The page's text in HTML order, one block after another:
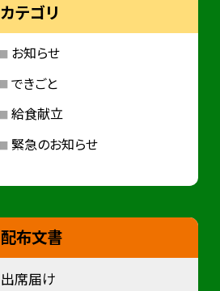
カテゴリ
お知らせ
できごと
給食献立
緊急のお知らせ
配布文書
出席届け